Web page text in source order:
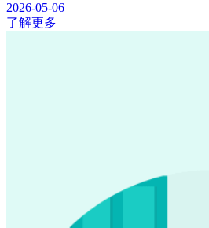
2026-05-06
了解更多